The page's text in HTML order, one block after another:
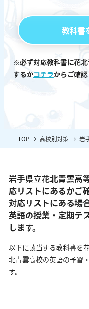
教科書
※必ず対応教科書に花
するかコチラからご確認
TOP 高校別対策 岩
岩手県立花北青雲高
応リストにあるかご
対応リストにある場
英語の授業・定期テ
します。
以下に該当する教科書を
北青雲高校の英語の予習
す。